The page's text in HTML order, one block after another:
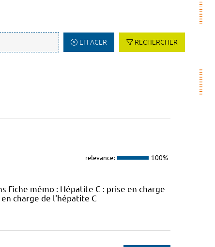
EFFACER RECHERCHER
relevance: 100%
Fiche mémo : Hépatite C : prise en charge
charge de l'hépatite C